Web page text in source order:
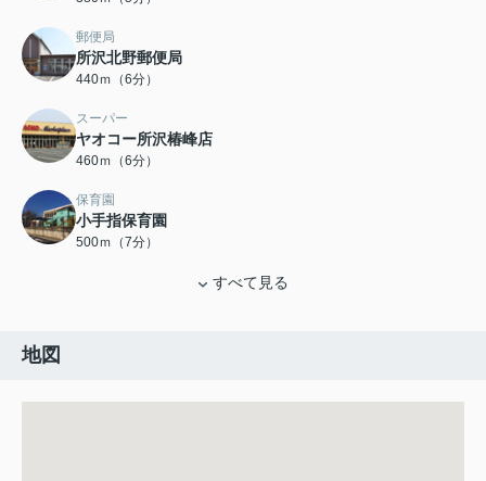
郵便局
所沢北野郵便局
440ｍ（6分）
スーパー
ヤオコー所沢椿峰店
460ｍ（6分）
保育園
小手指保育園
500ｍ（7分）
すべて見る
地図